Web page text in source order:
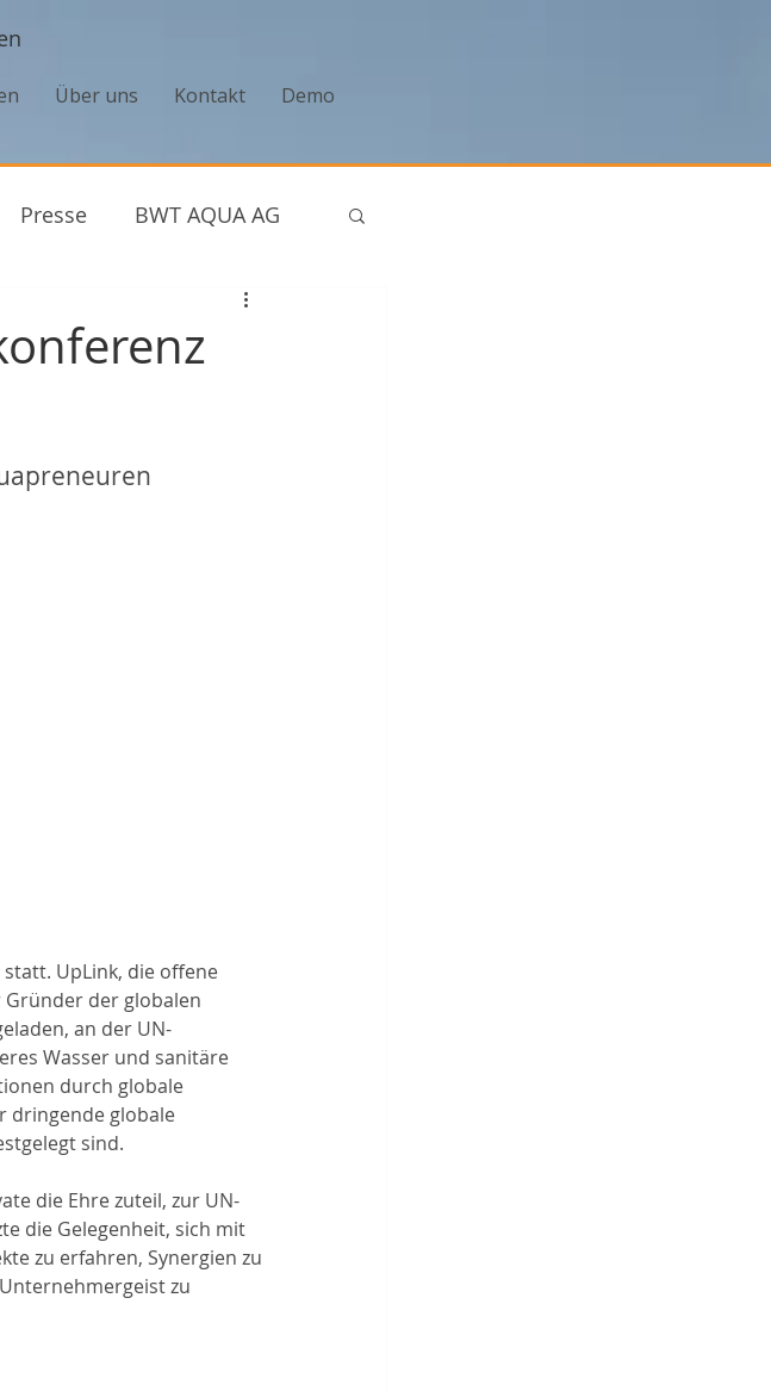
Über uns Kontakt Demo
Presse BWT AQUA AG
statt. UpLink, die offene
der globalen
an der UN-
Wasser und sanitäre
durch globale
dringende globale
sind.
die Ehre zuteil, zur UN-
die Gelegenheit, sich mit
zu erfahren, Synergien zu
zu